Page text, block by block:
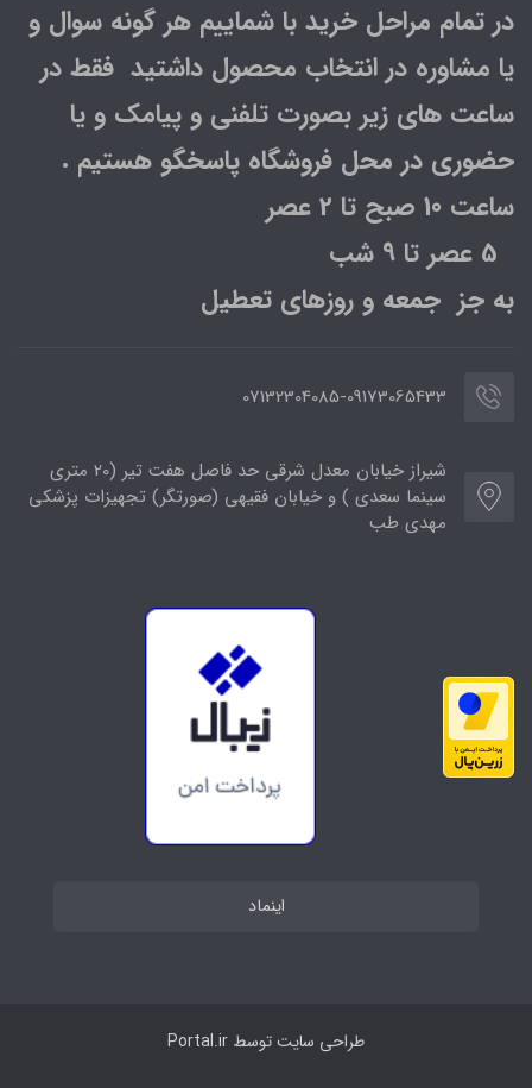
در تمام مراحل خرید با شماییم هر گونه سوال و
یا مشاوره در انتخاب محصول داشتید فقط در
ساعت های زیر بصورت تلفنی و پیامک و یا
حضوری در محل فروشگاه پاسخگو هستیم .
ساعت 10 صبح تا 2 عصر
به جز جمعه و روزهای تعطیل
07132304085-09173065433
شیراز خیابان معدل شرقی حد فاصل هفت تیر (20 متری
سینما سعدی ) و خیابان فقیهی (صورتگر) تجهیزات پزشکی
مهدی طب
اینماد
طراحی سایت توسط Portal.ir